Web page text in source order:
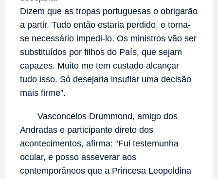
Dizem que as tropas portuguesas o obrigarão
a partir. Tudo então estaria perdido, e torna-
se necessário impedi-lo. Os ministros vão ser
substituídos por filhos do País, que sejam
capazes. Muito me tem custado alcançar
tudo isso. Só desejaria insuflar uma decisão
mais firme”.
Vasconcelos Drummond, amigo dos
Andradas e participante direto dos
acontecimentos, afirma: “Fui testemunha
ocular, e posso asseverar aos
contemporâneos que a Princesa Leopoldina